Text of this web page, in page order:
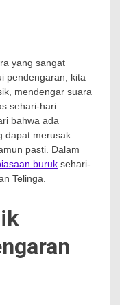
yang sangat
pendengaran, kita
mendengar suara
sehari-hari.
bahwa ada
dapat merusak
pasti. Dalam
buruk sehari-
Telinga.